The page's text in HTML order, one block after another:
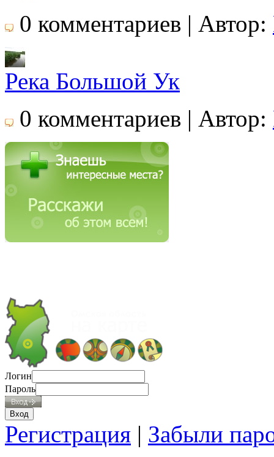
0 комментариев | Автор:
Река Большой Ук
0 комментариев | Автор:
Логин
Пароль
Регистрация | Забыли